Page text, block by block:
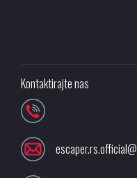
Kontaktirajte nas